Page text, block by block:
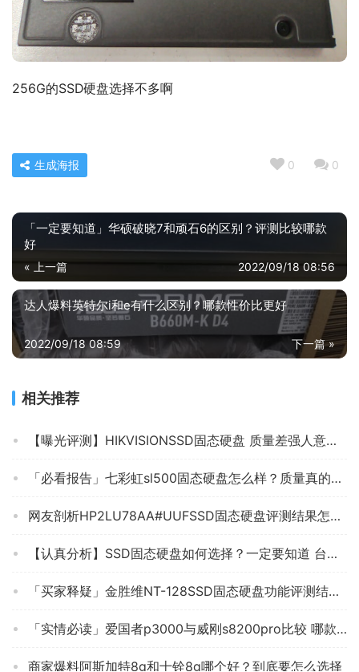
256G的SSD硬盘选择不多啊
0 0
生成海报
「一定要知道」华硕破晓7和顽石6的区别？评测比较哪款
好
« 上一篇 2022/09/18 08:56
达人爆料英特尔i和e有什么区别？哪款性价比更好
下一篇 »
2022/09/18 08:59
相关推荐
【曝光评测】HIKVISIONSSD固态硬盘 质量差强人意？点评 SSD固态硬盘 应该怎么样选择！
「必看报告」七彩虹sl500固态硬盘怎么样？质量真的差吗
网友剖析HP2LU78AA#UUFSSD固态硬盘评测结果怎么样？不值得买吗？
【认真分析】SSD固态硬盘如何选择？一定要知道 台电SD128GBA860 质量评测结果怎么样？
「买家释疑」金胜维NT-128SSD固态硬盘功能评测结果，看看买家怎么样评价的
「实情必读」爱国者p3000与威刚s8200pro比较 哪款好？图文爆料分析
商家爆料阿斯加特8g和十铨8g哪个好？到底要怎么选择